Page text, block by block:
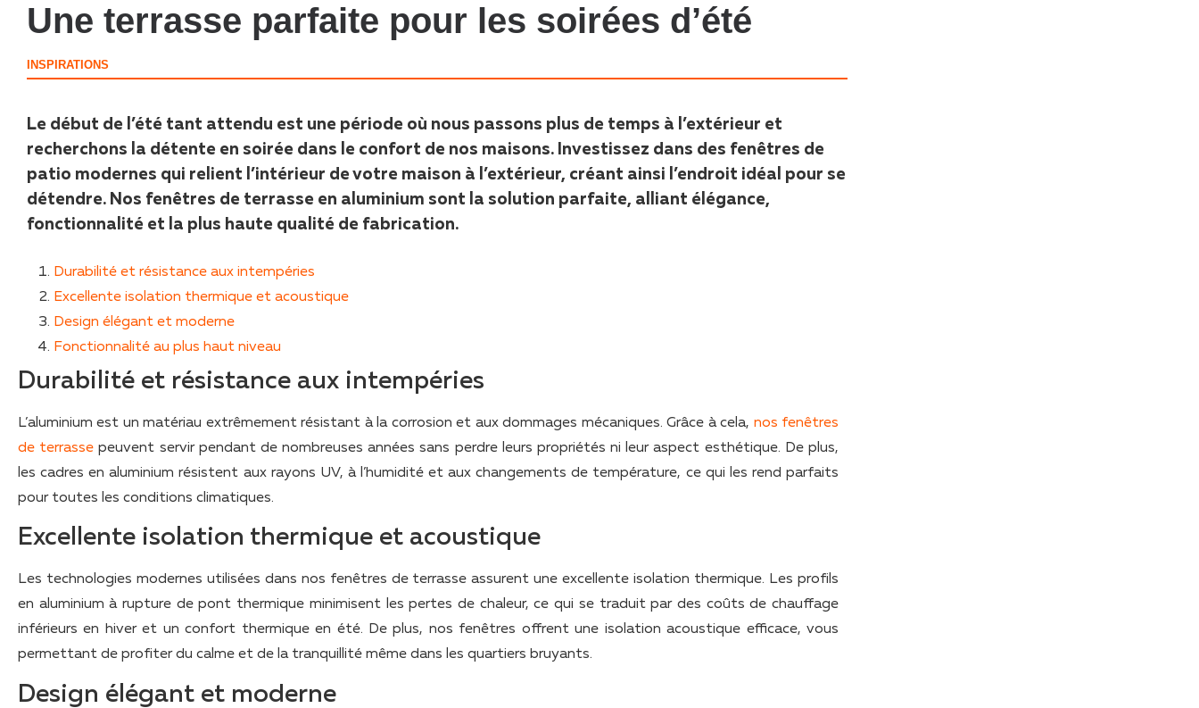
Une terrasse parfaite pour les soirées d’été
INSPIRATIONS
Le début de l’été tant attendu est une période où nous passons plus de temps à l’extérieur et
recherchons la détente en soirée dans le confort de nos maisons. Investissez dans des fenêtres de
patio modernes qui relient l’intérieur de votre maison à l’extérieur, créant ainsi l’endroit idéal pour se
détendre. Nos fenêtres de terrasse en aluminium sont la solution parfaite, alliant élégance,
fonctionnalité et la plus haute qualité de fabrication.
Durabilité et résistance aux intempéries
Excellente isolation thermique et acoustique
Design élégant et moderne
Fonctionnalité au plus haut niveau
Durabilité et résistance aux intempéries
L’aluminium est un matériau extrêmement résistant à la corrosion et aux dommages mécaniques. Grâce à cela, nos fenêtres
de terrasse peuvent servir pendant de nombreuses années sans perdre leurs propriétés ni leur aspect esthétique. De plus,
les cadres en aluminium résistent aux rayons UV, à l’humidité et aux changements de température, ce qui les rend parfaits
pour toutes les conditions climatiques.
Excellente isolation thermique et acoustique
Les technologies modernes utilisées dans nos fenêtres de terrasse assurent une excellente isolation thermique. Les profils
en aluminium à rupture de pont thermique minimisent les pertes de chaleur, ce qui se traduit par des coûts de chauffage
inférieurs en hiver et un confort thermique en été. De plus, nos fenêtres offrent une isolation acoustique efficace, vous
permettant de profiter du calme et de la tranquillité même dans les quartiers bruyants.
Design élégant et moderne